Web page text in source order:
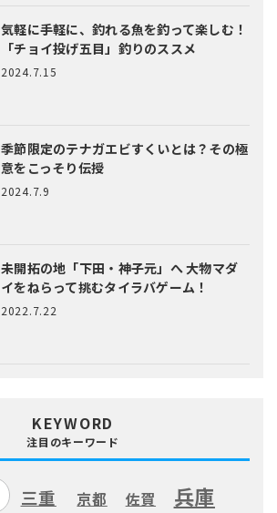
気軽に手軽に、釣れる魚を釣って楽しむ！
「チョイ投げ五目」釣りのススメ
2024.7.15
季節限定のテナガエビすくいとは？ その極
意をこっそり伝授
2024.7.9
未開拓の地「下田・神子元」へ大物マダ
イをねらって挑むタイラバゲーム！
2022.7.22
KEYWORD
注目のキーワード
三重 京都 佐賀 兵庫